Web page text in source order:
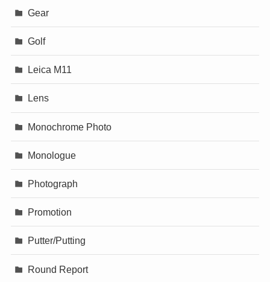
Gear
Golf
Leica M11
Lens
Monochrome Photo
Monologue
Photograph
Promotion
Putter/Putting
Round Report